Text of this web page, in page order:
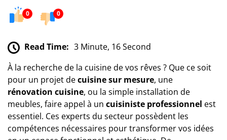
0 0
Read Time: 3 Minute, 16 Second
À la recherche de la cuisine de vos rêves ? Que ce soit
pour un projet decuisine sur mesure, une
rénovation cuisine, ou la simple installation de
meubles, faire appel à un cuisiniste professionnel est
essentiel. Ces experts du secteur possèdent les
compétences nécessaires pour transformer vos idées